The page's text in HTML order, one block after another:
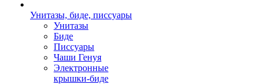
Унитазы, биде, писсуары
Унитазы
Биде
Писсуары
Чаши Генуя
Электронные
крышки-биде